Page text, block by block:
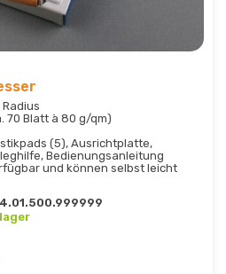
70 Blatt à 80 g/qm)
(5), Ausrichtplatte,
Bedienungsanleitung
und können selbst leicht